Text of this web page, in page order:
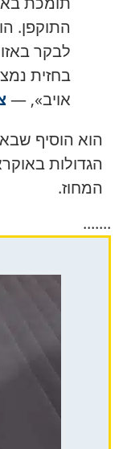
התוקפן.
לבקר
בחזית
אויב», —
הוא הוסיף
הגדולות
המחוז.
.......